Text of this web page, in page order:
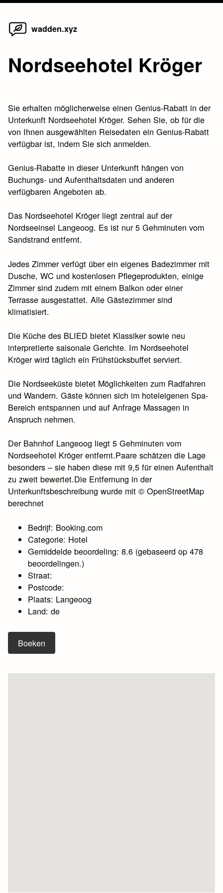
Skip
wadden.xyz
Nordseehotel Kröger
Sie erhalten möglicherweise einen Genius-Rabatt in der
Unterkunft Nordseehotel Kröger. Sehen Sie, ob für die
von Ihnen ausgewählten Reisedaten ein Genius-Rabatt
verfügbar ist, indem Sie sich anmelden.
Genius-Rabatte in dieser Unterkunft hängen von
Buchungs- und Aufenthaltsdaten und anderen
verfügbaren Angeboten ab.
Das Nordseehotel Kröger liegt zentral auf der
Nordseeinsel Langeoog. Es ist nur 5 Gehminuten vom
Sandstrand entfernt.
Jedes Zimmer verfügt über ein eigenes Badezimmer mit
Dusche, WC und kostenlosen Pflegeprodukten, einige
Zimmer sind zudem mit einem Balkon oder einer
Terrasse ausgestattet. Alle Gästezimmer sind
klimatisiert.
Die Küche des BLIED bietet Klassiker sowie neu
interpretierte saisonale Gerichte. Im Nordseehotel
Kröger wird täglich ein Frühstücksbuffet serviert.
Die Nordseeküste bietet Möglichkeiten zum Radfahren
und Wandern. Gäste können sich im hoteleigenen Spa-
Bereich entspannen und auf Anfrage Massagen in
Anspruch nehmen.
Der Bahnhof Langeoog liegt 5 Gehminuten vom
Nordseehotel Kröger entfernt.Paare schätzen die Lage
besonders – sie haben diese mit 9,5 für einen Aufenthalt
zu zweit bewertet.Die Entfernung in der
Unterkunftsbeschreibung wurde mit © OpenStreetMap
berechnet
Bedrijf: Booking.com
Categorie: Hotel
Gemiddelde beoordeling: 8.6 (gebaseerd op 478
beoordelingen.)
Straat:
Postcode:
Plaats: Langeoog
Land: de
Boeken